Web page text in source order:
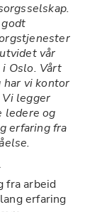
vår
Oslo. Vårt
vi kontor
Vi legger
ledere og
erfaring fra
fra arbeid
erfaring